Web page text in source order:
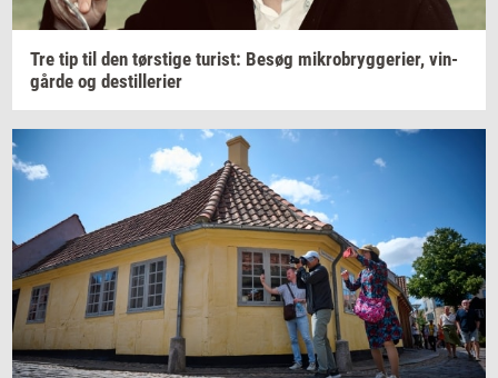
Tre tip til den tørsti­ge turist: Besøg mi­kro­bryg­ge­ri­er, vin­
går­de og destil­le­ri­er